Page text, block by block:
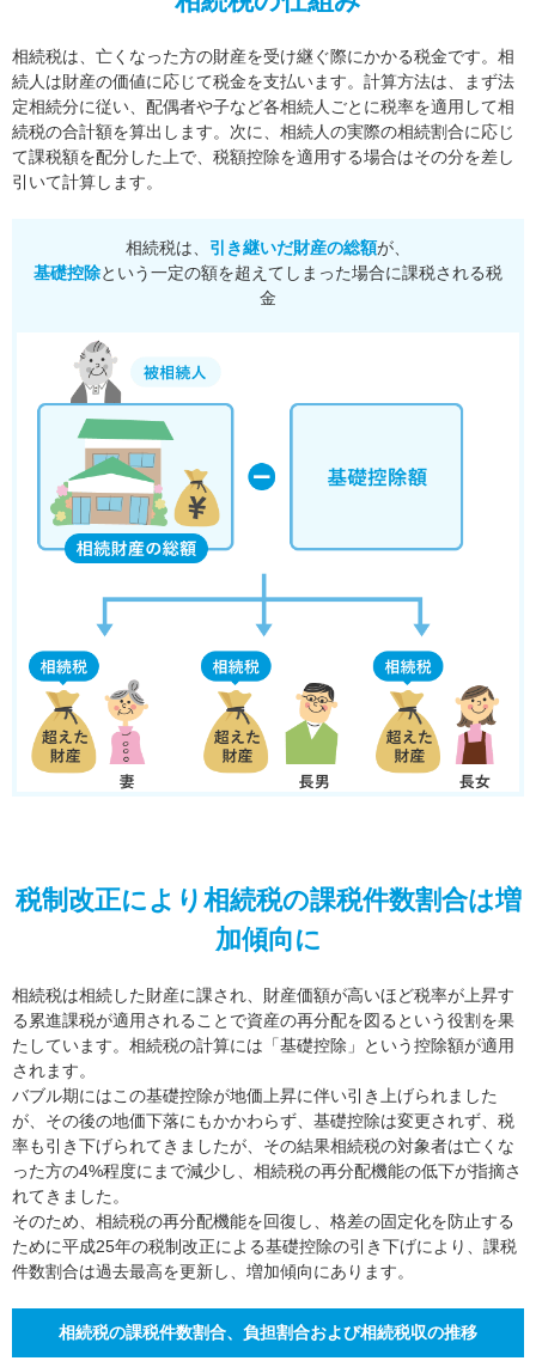
相続税は、亡くなった方の財産を受け継ぐ際にかかる税金です。相
続人は財産の価値に応じて税金を支払います。 計算方法は、まず法
定相続分に従い、配偶者や子など各相続人ごとに税率を適用して相
続税の合計額を算出します。 次に、相続人の実際の相続割合に応じ
て課税額を配分した上で、税額控除を適用する場合はその分を差し
引いて計算します。
相続税は、 引き継いだ財産の総額が、
基礎控除という一定の額を超えてしまった場合に課税される税
金
税制改正により相続税の課税件数割合は増
加傾向に
相続税は相続した財産に課され、財産価額が高いほど税率が上昇す
る累進課税が適用されることで資産の再分配を図るという役割を果
たしています。相続税の計算には「基礎控除」という控除額が適用
されます。
バブル期にはこの基礎控除が地価上昇に伴い引き上げられました
が、その後の地価下落にもかかわらず、基礎控除は変更されず、税
率も引き下げられてきましたが、その結果相続税の対象者は亡くな
った方の4%程度にまで減少し、相続税の再分配機能の低下が指摘さ
れてきました。
そのため、相続税の再分配機能を回復し、格差の固定化を防止する
ために平成25年の税制改正による基礎控除の引き下げにより、課税
件数割合は過去最高を更新し、増加傾向にあります。
相続税の課税件数割合、負担割合および相続税収の推移